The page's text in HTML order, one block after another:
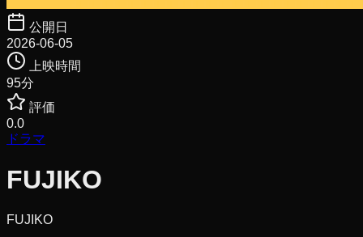
公開日
2026-06-05
上映時間
95分
評価
0.0
ドラマ
FUJIKO
FUJIKO